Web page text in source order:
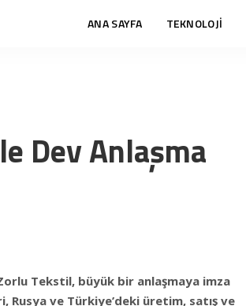
ANA SAYFA TEKNOLOJİ
Dev Anlaşma
Tekstil, büyük bir anlaşmaya imza
Rusya ve Türkiye’deki üretim, satış ve